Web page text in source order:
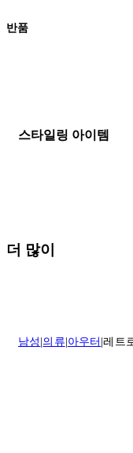
고객님의 위치에 따라 일
세일 기간에는 배송이
나 도움이 필요하신 경우
반품
스타일링 아이템
더 많이
남성 의류 아우터 레트